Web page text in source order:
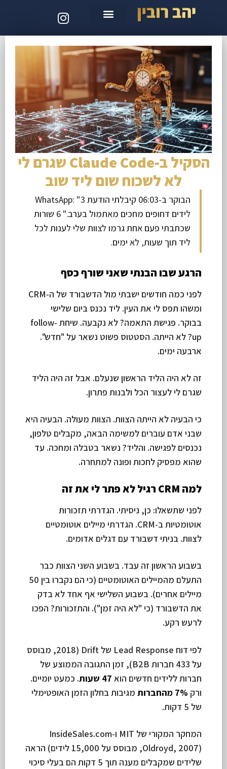
הסקיל ב-Claude Code שגרם לי
לא לשכוח שום ליד שוב
הבוקר ב-06:03 קיבלתי הודעת WhatsApp: "3
לידים דחופים מחכים מאתמול בערב." 6 שורות
שכתבתי פעם אחת גרמו לצוות שלי לענות לכל
ליד תוך שעות, לא ימים.
הרגע שבו הבנתי שאני שורף כסף
לפני כמה חודשים ישבתי מול הדשבורד של ה-CRM
ומשהו תפס לי את העין. ליד נכנס ביום שלישי
בבוקר. פגישת התאמה? לא נקבעה. שיחת follow-
up? לא הייתה. הסטטוס פשוט נשאר על "חדש".
ארבעה ימים.
זה לא היה הליד הראשון שנעלם. אבל זה היה הליד
שגרם לי לעצור הכל ולבנות פתרון.
כי הבעיה לא הייתה הצוות. הצוות מעולה. הבעיה היא
שבני אדם עוברים למשימה הבאה, מקבלים טלפון,
נכנסים לפגישה. והליד? נשאר בטבלה ומחכה. עד
שהוא מפסיק לחכות ופונה למתחרה.
למה CRM רגיל לא פתר לי את זה
לפני שתשאלו: כן, ניסיתי. הגדרתי תזכורות
אוטומטיות ב-CRM. הגדרתי מיילים אוטומטיים
לצוות. בניתי דשבורד עם דגלים אדומים.
בשבוע הראשון זה עבד. בשבוע השני הצוות כבר
התעלם מהמיילים האוטומטיים (כי הם נקברו בין 50
מיילים אחרים). בשבוע השלישי אף אחד לא בדק
את הדשבורד (כי "לא היה זמן"). והתזכורות? הפכו
לרעש רקע.
לפי דוח Lead Response של Drift (2018, מבוסס
על 433 חברות B2B), זמן התגובה הממוצע של
חברות ללידים חדשים הוא 47 שעות
. כמעט יומיים.
ורק 7% מהחברות
מגיבות בחלון הזמן האופטימלי
של 5 דקות.
המחקר המקורי של MIT ו-InsideSales.com
(Oldroyd, 2007, מבוסס על 15,000 לידים) הראה
שלידים שמקבלים מענה תוך 5 דקות הם בעלי סיכוי